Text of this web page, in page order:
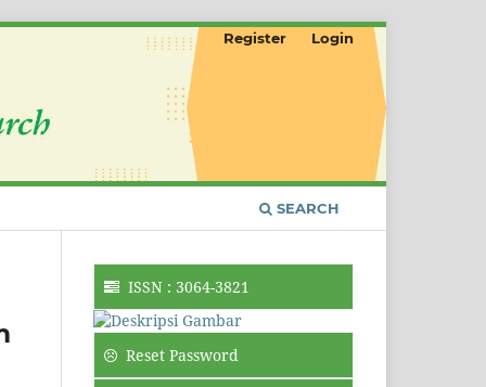
SEARCH
Register Login
ISSN : 3064-3821
Reset Password